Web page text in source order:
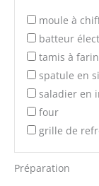
moule à
batteur
tamis à
spatule en
saladier en
four
grille de
Préparation